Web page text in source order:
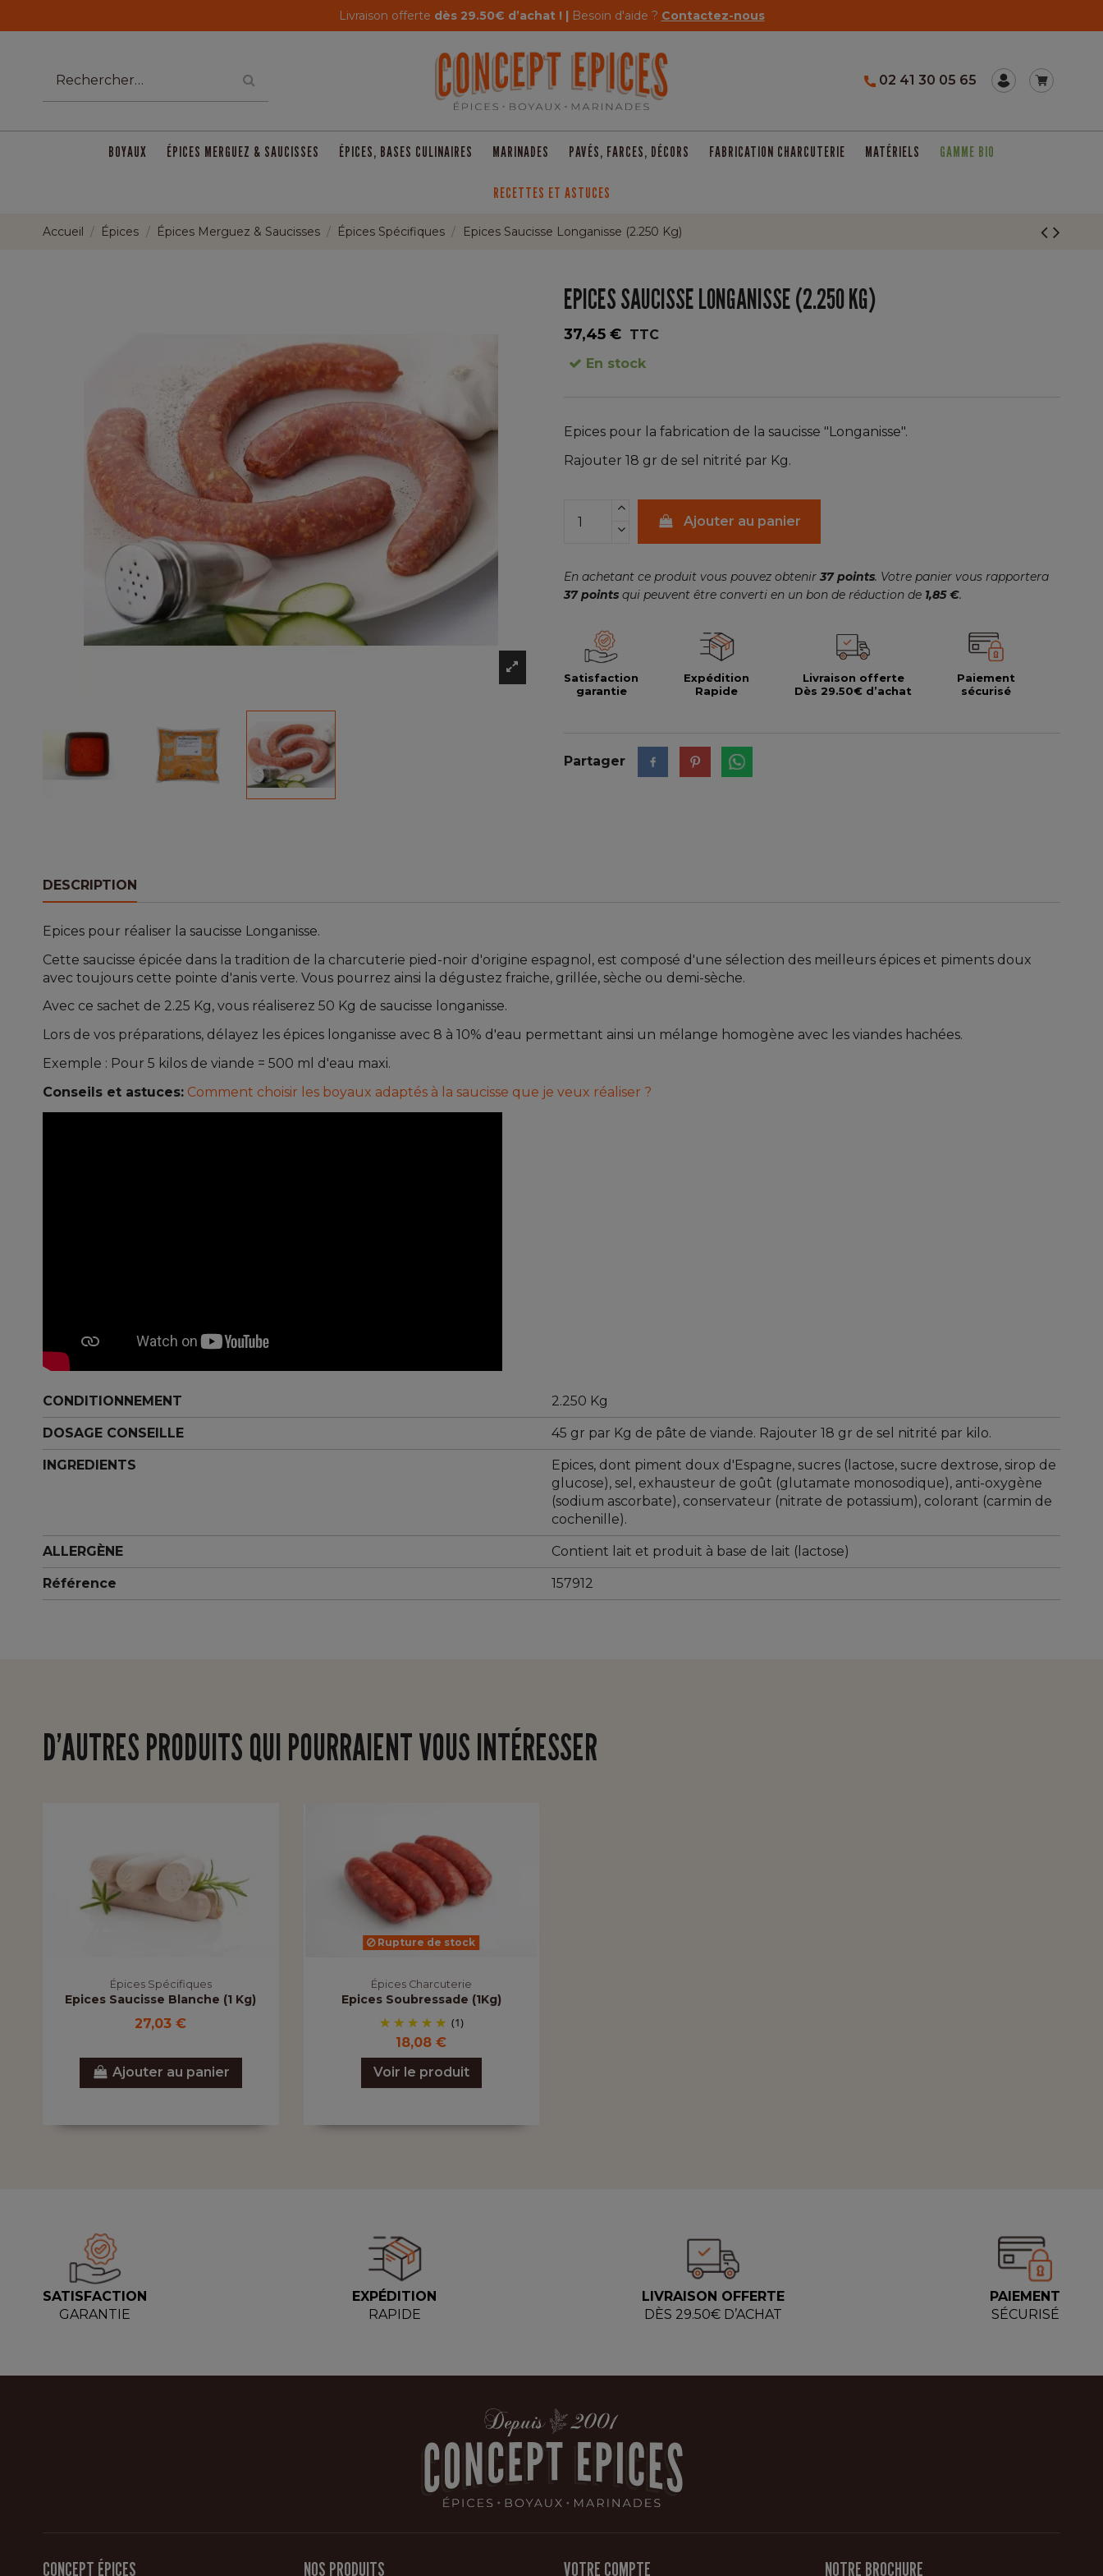
Livraison offerte dès 29.50€ d’achat ! | Besoin d'aide ? Contactez-nous
02 41 30 05 65
BOYAUX ÉPICES MERGUEZ & SAUCISSES ÉPICES, BASES CULINAIRES MARINADES PAVÉS, FARCES, DÉCORS FABRICATION CHARCUTERIE MATÉRIELS GAMME BIO
RECETTES ET ASTUCES
Accueil Épices Épices Merguez & Saucisses Épices Spécifiques Epices Saucisse Longanisse (2.250 Kg)
EPICES SAUCISSE LONGANISSE (2.250 KG)
37,45 € TTC
En stock
Epices pour la fabrication de la saucisse "Longanisse".
Rajouter 18 gr de sel nitrité par Kg.
Ajouter au panier
En achetant ce produit vous pouvez obtenir 37 points. Votre panier vous rapportera
37points qui peuvent être converti en un bon de réduction de 1,85 €.
Satisfaction
garantie
Expédition
Rapide
Livraison offerte
Dès 29.50€ d’achat
Paiement
sécurisé
Partager
DESCRIPTION
Epices pour réaliser la saucisse Longanisse.
Cette saucisse épicée dans la tradition de la charcuterie pied-noir d'origine espagnol, est composé d'une sélection des meilleurs épices et piments doux
avec toujours cette pointe d'anis verte. Vous pourrez ainsi la dégustez fraiche, grillée, sèche ou demi-sèche.
Avec ce sachet de 2.25 Kg, vous réaliserez 50 Kg de saucisse longanisse.
Lors de vos préparations, délayez les épices longanisse avec 8 à 10% d'eau permettant ainsi un mélange homogène avec les viandes hachées.
Exemple : Pour 5 kilos de viande = 500 ml d'eau maxi.
Conseils et astuces: Comment choisir les boyaux adaptés à la saucisse que je veux réaliser ?
CONDITIONNEMENT 2.250 Kg
DOSAGE CONSEILLE 45 gr par Kg de pâte de viande. Rajouter 18 gr de sel nitrité par kilo.
INGREDIENTS
Epices, dont piment doux d'Espagne, sucres (lactose, sucre dextrose, sirop de
glucose), sel, exhausteur de goût (glutamate monosodique), anti-oxygène
(sodium ascorbate), conservateur (nitrate de potassium), colorant (carmin de
cochenille).
ALLERGÈNE Contient lait et produit à base de lait (lactose)
Référence 157912
D’AUTRES PRODUITS QUI POURRAIENT VOUS INTÉRESSER
Épices Spécifiques
Epices Saucisse Blanche (1 Kg)
27,03 €
Ajouter au panier
Rupture de stock
Épices Charcuterie
Epices Soubressade (1Kg)
(1)
18,08 €
Voir le produit
SATISFACTION
GARANTIE
EXPÉDITION
RAPIDE
LIVRAISON OFFERTE
DÈS 29.50€ D’ACHAT
PAIEMENT
SÉCURISÉ
CONCEPT ÉPICES NOS PRODUITS VOTRE COMPTE NOTRE BROCHURE